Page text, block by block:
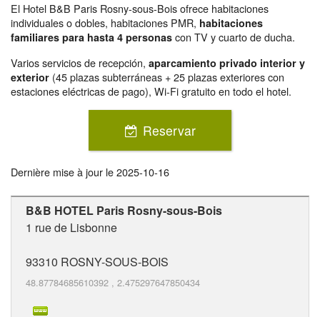
El Hotel B&B Paris Rosny-sous-Bois ofrece habitaciones
individuales o dobles, habitaciones PMR, habitaciones
familiares para hasta 4 personas con TV y cuarto de ducha.
Varios servicios de recepción, aparcamiento privado interior y
exterior (45 plazas subterráneas + 25 plazas exteriores con
estaciones eléctricas de pago), Wi-Fi gratuito en todo el hotel.
Reservar
Dernière mise à jour le2025-10-16
B&B HOTEL Paris Rosny-sous-Bois
1 rue de Lisbonne
93310 ROSNY-SOUS-BOIS
48.87784685610392 , 2.475297647850434